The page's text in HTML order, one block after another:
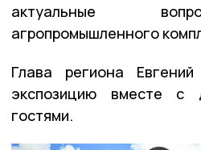
актуальные
агропромышленного
Глава региона
экспозицию вместе с
гостями.